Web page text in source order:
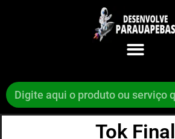
Tok Final